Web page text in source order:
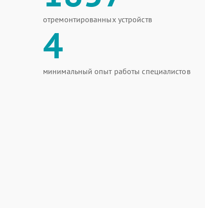
отремонтированных устройств
4
минимальный опыт работы специалистов